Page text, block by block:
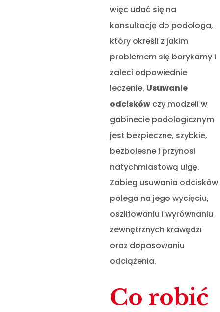
więc udać się na
konsultację do podologa,
który określi z jakim
problemem się borykamy i
zaleci odpowiednie
leczenie. Usuwanie
odcisków czy modzeli w
gabinecie podologicznym
jest bezpieczne, szybkie,
bezbolesne i przynosi
natychmiastową ulgę.
Zabieg usuwania odcisków
polega na jego wycięciu,
oszlifowaniu i wyrównaniu
zewnętrznych krawędzi
oraz dopasowaniu
odciążenia.
Co robić